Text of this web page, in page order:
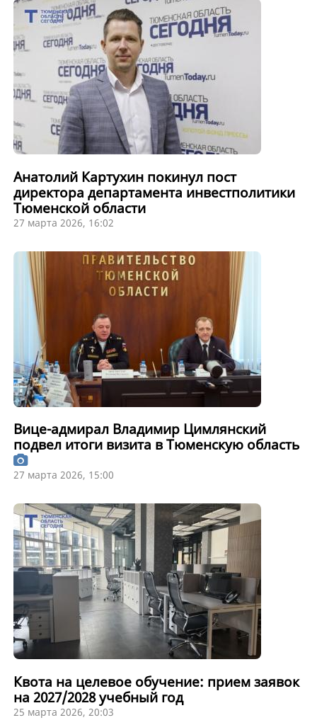
Анатолий Картухин покинул пост
директора департамента инвестполитики
Тюменской области
27 марта 2026, 16:02
Вице-адмирал Владимир Цимлянский
подвел итоги визита в Тюменскую область
27 марта 2026, 15:00
Квота на целевое обучение: прием заявок
на 2027/2028 учебный год
25 марта 2026, 20:03